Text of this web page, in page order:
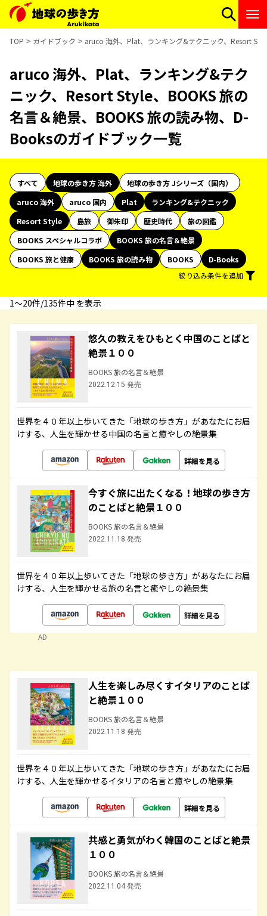
TOP ガイドブック aruco 海外、Plat、ランキング&テクニック、Resort
aruco 海外、Plat、ランキング&テク
ニック、Resort Style、BOOKS 旅の
名言＆絶景、BOOKS 旅の読み物、D-
Booksのガイドブック一覧
すべて 地球の歩き方 海外
地球の歩き方 Jシリーズ（国内）
aruco 海外
aruco 国内 Plat
ランキング&テクニック
Resort Style
島旅 御朱印 歴史時代
旅の図鑑
BOOKS スペシャルコラボ
BOOKS 旅の名言＆絶景
BOOKS 旅と健康
BOOKS 旅の読み物 BOOKS
D-Books
絞り込み条件を追加
1〜20件/135件中 を表示
悠久の教えをひもとく中国のことばと
絶景１００
BOOKS 旅の名言＆絶景
2022.12.15 発売
世界を４０年以上歩いてきた「地球の歩き方」があなたにお届
けする、人生を輝かせる中国の名言と癒やしの絶景集
詳細を見る
今すぐ旅に出たくなる！地球の歩き方
のことばと絶景１００
BOOKS 旅の名言＆絶景
2022.11.18 発売
世界を４０年以上歩いてきた「地球の歩き方」があなたにお届
けする、人生を輝かせる旅の名言と癒やしの絶景集
詳細を見る
AD
人生を楽しみ尽くすイタリアのことば
と絶景１００
BOOKS 旅の名言＆絶景
2022.11.18 発売
世界を４０年以上歩いてきた「地球の歩き方」があなたにお届
けする、人生を輝かせるイタリアの名言と癒やしの絶景集
詳細を見る
共感と勇気がわく韓国のことばと絶景
１００
BOOKS 旅の名言＆絶景
2022.11.04 発売